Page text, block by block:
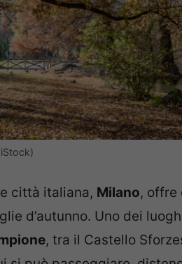
città italiana, Milano, offre
d’autunno. Uno dei
, tra il Castello